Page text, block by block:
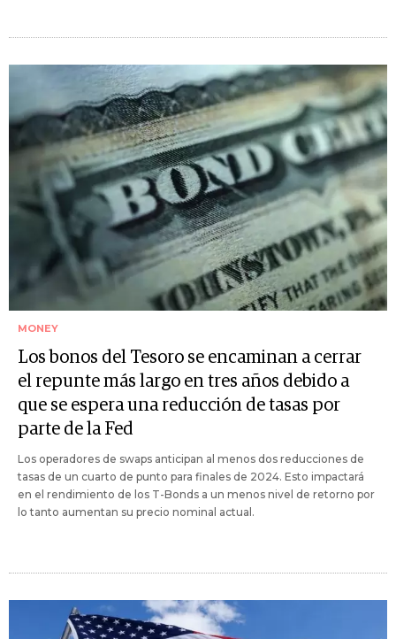
MONEY
Los bonos del Tesoro se encaminan a cerrar
el repunte más largo en tres años debido a
que se espera una reducción de tasas por
parte de la Fed
Los operadores de swaps anticipan al menos dos reducciones de
tasas de un cuarto de punto para finales de 2024. Esto impactará
en el rendimiento de los T-Bonds a un menos nivel de retorno por
lo tanto aumentan su precio nominal actual.